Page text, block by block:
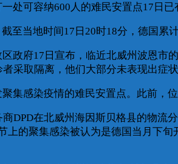
处可容纳600人的难民安置点17日已
当地时间17日20时18分，德国累计
府17日宣布，临近北威州波恩市
采取隔离，他们大部分未表现出症
感染疫情的难民安置点。此前，位
在北威州海因斯贝格县的物流
上的聚集感染被认为是德国当月下